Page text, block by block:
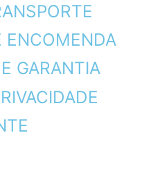
ENCOMENDA
GARANTIA